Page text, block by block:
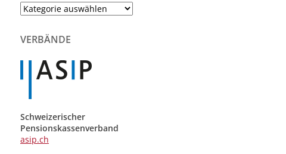
Themenliste
Meldungen
VERBÄNDE
Schweizerischer
Pensionskassenverband
asip.ch